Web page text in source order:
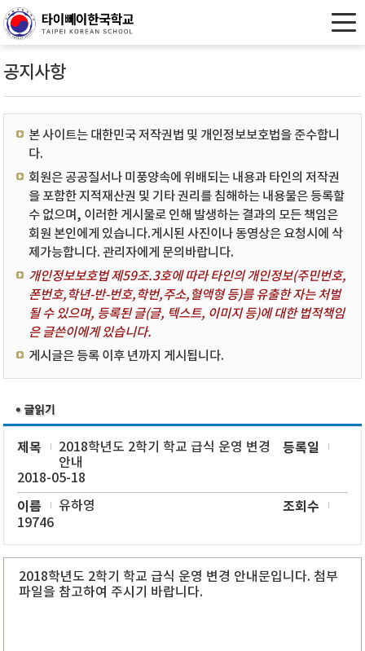
공지사항
본 사이트는 대한민국 저작권법 및 개인정보보호법을 준수합니
다.
회원은 공공질서나 미풍양속에 위배되는 내용과 타인의 저작권
을 포함한 지적재산권 및 기타 권리를 침해하는 내용물은 등록할
수 없으며, 이러한 게시물로 인해 발생하는 결과의 모든 책임은
회원 본인에게 있습니다.게시된 사진이나 동영상은 요청시에 삭
제가능합니다. 관리자에게 문의바랍니다.
개인정보보호법 제59조.3호에 따라 타인의 개인정보(주민번호,
폰번호,학년-반-번호,학번,주소,혈액형 등)를 유출한 자는 처벌
될 수 있으며, 등록된 글(글, 텍스트, 이미지 등)에 대한 법적책임
은 글쓴이에게 있습니다.
게시글은 등록 이후 년까지 게시됩니다.
제목
2018학년도 2학기 학교 급식 운영 변경
안내
등록일
2018-05-18
이름 유하영 조회수
19746
2018학년도 2학기 학교 급식 운영 변경 안내문입니다. 첨부
파일을 참고하여 주시기 바랍니다.